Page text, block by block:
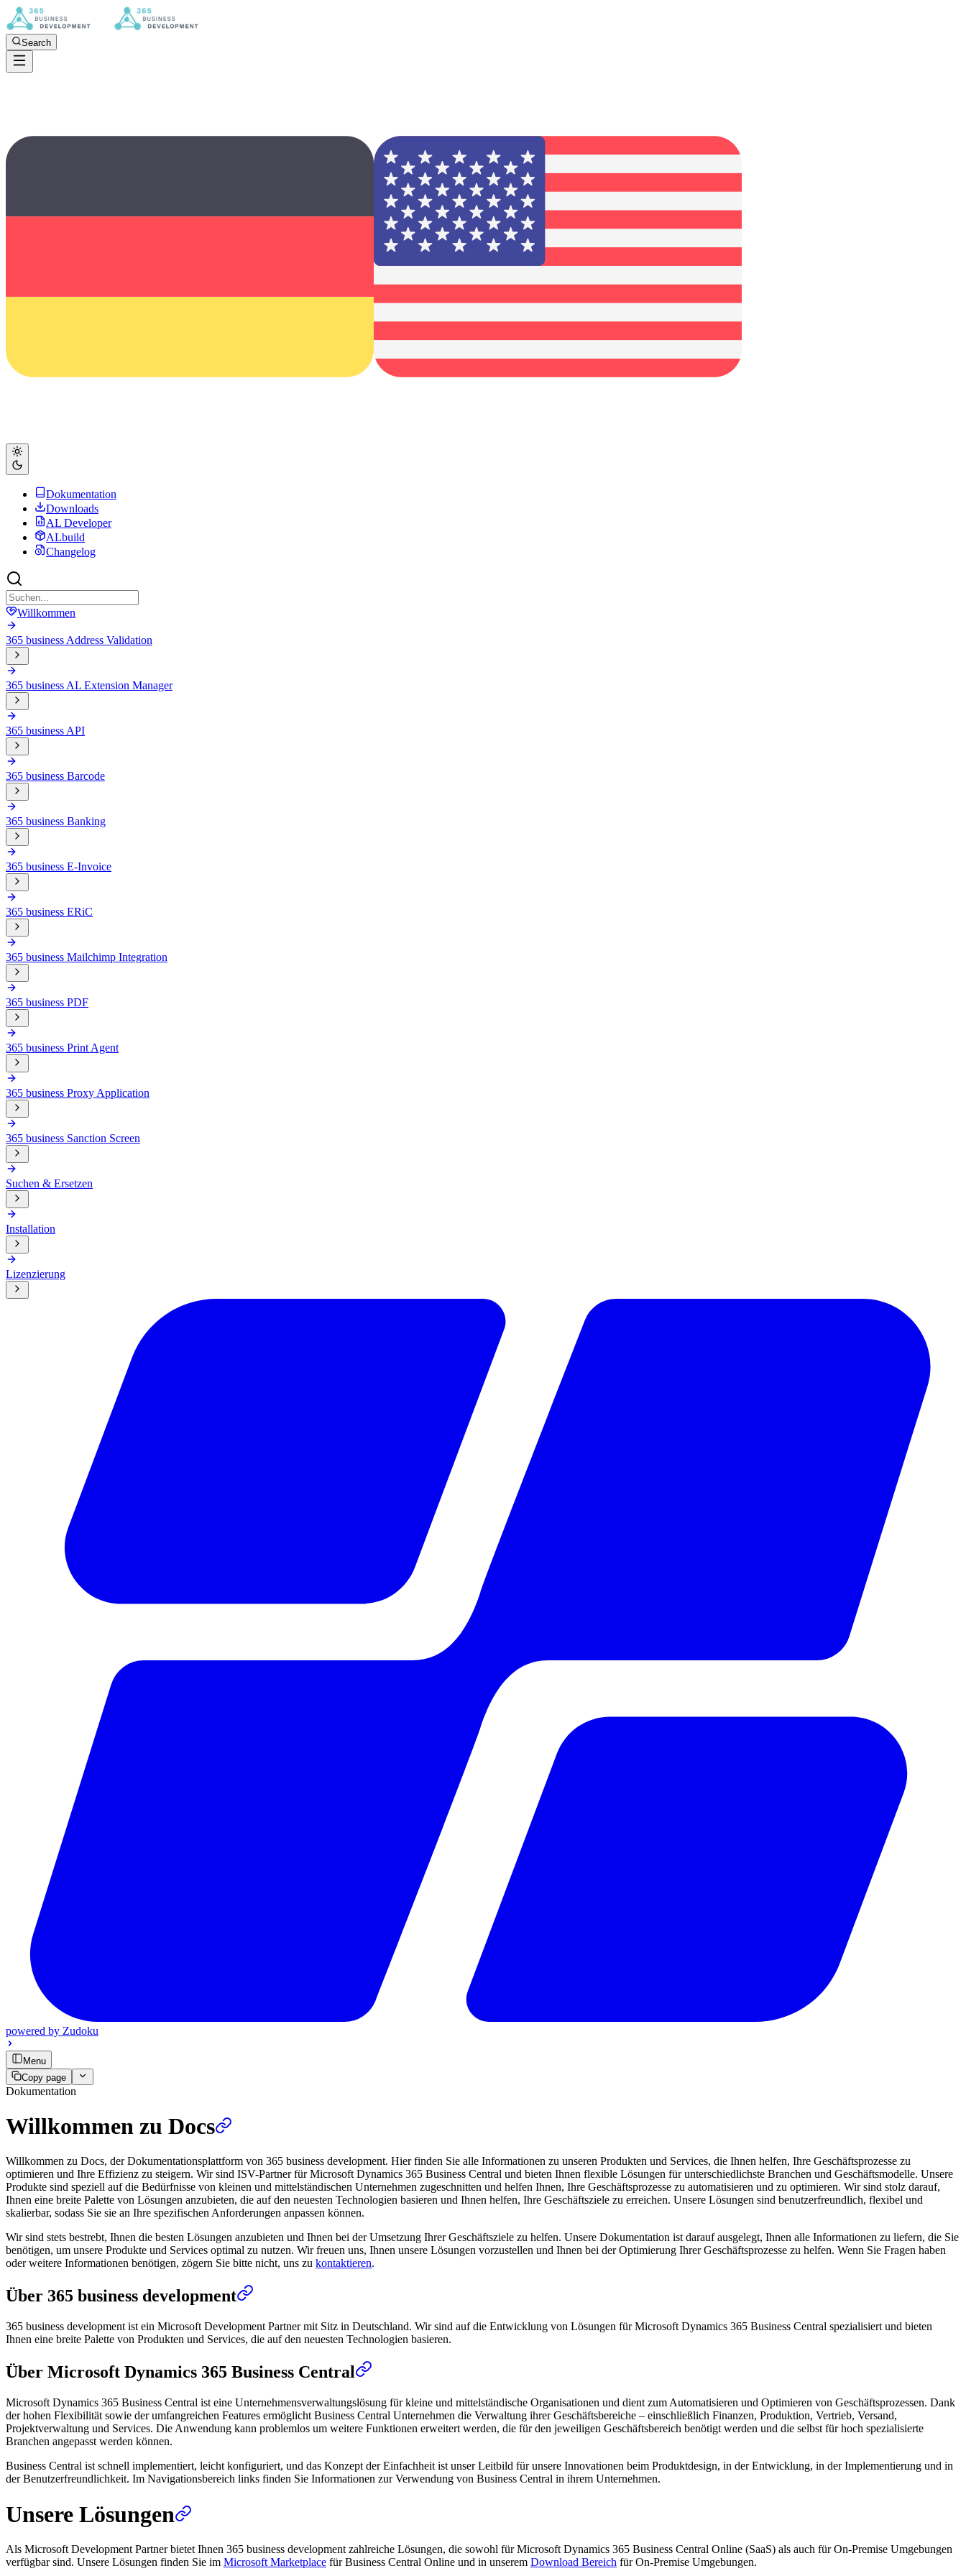
Search
Dokumentation
Downloads
AL Developer
ALbuild
Changelog
Willkommen
365 business Address Validation
365 business AL Extension Manager
365 business API
365 business Barcode
365 business Banking
365 business E-Invoice
365 business ERiC
365 business Mailchimp Integration
365 business PDF
365 business Print Agent
365 business Proxy Application
365 business Sanction Screen
Suchen & Ersetzen
Installation
Lizenzierung
powered by Zudoku
Menu
Copy page
Dokumentation
Willkommen zu Docs
Willkommen zu Docs, der Dokumentationsplattform von 365 business development. Hier finden Sie alle Informationen zu unseren Produkten und Services, die Ihnen helfen, Ihre Geschäftsprozesse zu
optimieren und Ihre Effizienz zu steigern. Wir sind ISV-Partner für Microsoft Dynamics 365 Business Central und bieten Ihnen flexible Lösungen für unterschiedlichste Branchen und Geschäftsmodelle. Unsere
Produkte sind speziell auf die Bedürfnisse von kleinen und mittelständischen Unternehmen zugeschnitten und helfen Ihnen, Ihre Geschäftsprozesse zu automatisieren und zu optimieren. Wir sind stolz darauf,
Ihnen eine breite Palette von Lösungen anzubieten, die auf den neuesten Technologien basieren und Ihnen helfen, Ihre Geschäftsziele zu erreichen. Unsere Lösungen sind benutzerfreundlich, flexibel und
skalierbar, sodass Sie sie an Ihre spezifischen Anforderungen anpassen können.
Wir sind stets bestrebt, Ihnen die besten Lösungen anzubieten und Ihnen bei der Umsetzung Ihrer Geschäftsziele zu helfen. Unsere Dokumentation ist darauf ausgelegt, Ihnen alle Informationen zu liefern, die Sie
benötigen, um unsere Produkte und Services optimal zu nutzen. Wir freuen uns, Ihnen unsere Lösungen vorzustellen und Ihnen bei der Optimierung Ihrer Geschäftsprozesse zu helfen. Wenn Sie Fragen haben
oder weitere Informationen benötigen, zögern Sie bitte nicht, uns zu kontaktieren.
Über 365 business development
365 business development ist ein Microsoft Development Partner mit Sitz in Deutschland. Wir sind auf die Entwicklung von Lösungen für Microsoft Dynamics 365 Business Central spezialisiert und bieten
Ihnen eine breite Palette von Produkten und Services, die auf den neuesten Technologien basieren.
Über Microsoft Dynamics 365 Business Central
Microsoft Dynamics 365 Business Central ist eine Unternehmensverwaltungslösung für kleine und mittelständische Organisationen und dient zum Automatisieren und Optimieren von Geschäftsprozessen. Dank
der hohen Flexibilität sowie der umfangreichen Features ermöglicht Business Central Unternehmen die Verwaltung ihrer Geschäftsbereiche – einschließlich Finanzen, Produktion, Vertrieb, Versand,
Projektverwaltung und Services. Die Anwendung kann problemlos um weitere Funktionen erweitert werden, die für den jeweiligen Geschäftsbereich benötigt werden und die selbst für hoch spezialisierte
Branchen angepasst werden können.
Business Central ist schnell implementiert, leicht konfiguriert, und das Konzept der Einfachheit ist unser Leitbild für unsere Innovationen beim Produktdesign, in der Entwicklung, in der Implementierung und in
der Benutzerfreundlichkeit. Im Navigationsbereich links finden Sie Informationen zur Verwendung von Business Central in ihrem Unternehmen.
Unsere Lösungen
Als Microsoft Development Partner bietet Ihnen 365 business development zahlreiche Lösungen, die sowohl für Microsoft Dynamics 365 Business Central Online (SaaS) als auch für On-Premise Umgebungen
verfügbar sind. Unsere Lösungen finden Sie im Microsoft Marketplace für Business Central Online und in unserem Download Bereich für On-Premise Umgebungen.